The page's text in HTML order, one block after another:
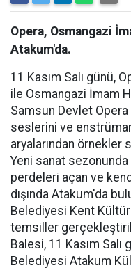
Opera, Osmangazi
Atakum'da.
11 Kasım Salı günü,
ile Osmangazi İmam
Samsun Devlet
seslerini ve
aryalarından örnekler
Yeni sanat
perdeleri açan ve
dışında Atakum'da
Belediyesi Kent
temsiller
Balesi, 11 Kasım
Belediyesi Atakum